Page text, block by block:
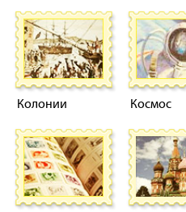
Колонии Космос